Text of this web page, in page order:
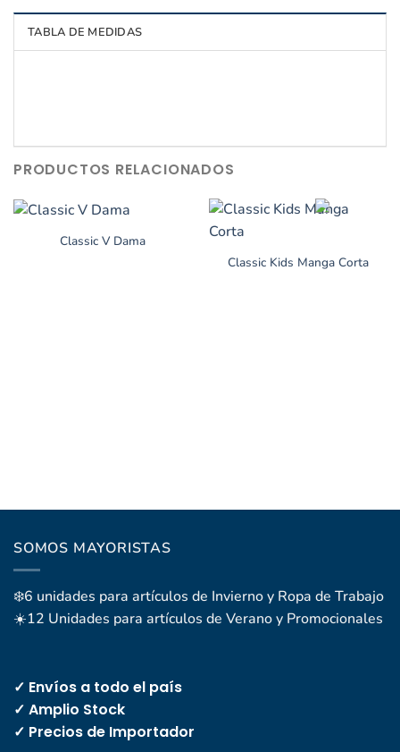
TABLA DE MEDIDAS
PRODUCTOS RELACIONADOS
Classic V Dama
Classic Kids Manga Corta
SOMOS MAYORISTAS
❄️6 unidades para artículos de Invierno y Ropa de Trabajo
☀️12 Unidades para artículos de Verano y Promocionales
✓ Envíos a todo el país
✓ Amplio Stock
✓ Precios de Importador